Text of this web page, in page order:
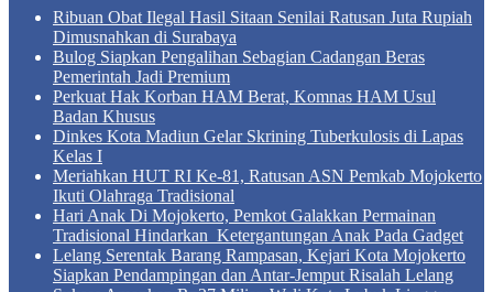
Ribuan Obat Ilegal Hasil Sitaan Senilai Ratusan Juta Rupiah
Dimusnahkan di Surabaya
Bulog Siapkan Pengalihan Sebagian Cadangan Beras
Pemerintah Jadi Premium
Perkuat Hak Korban HAM Berat, Komnas HAM Usul
Badan Khusus
Dinkes Kota Madiun Gelar Skrining Tuberkulosis di Lapas
Kelas I
Meriahkan HUT RI Ke-81, Ratusan ASN Pemkab Mojokerto
Ikuti Olahraga Tradisional
Hari Anak Di Mojokerto, Pemkot Galakkan Permainan
Tradisional Hindarkan Ketergantungan Anak Pada Gadget
Lelang Serentak Barang Rampasan, Kejari Kota Mojokerto
Siapkan Pendampingan dan Antar-Jemput Risalah Lelang